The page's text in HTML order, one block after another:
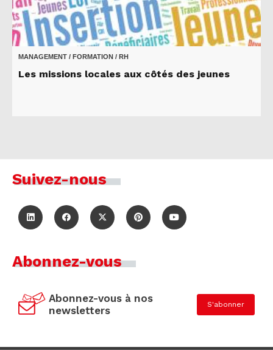
MANAGEMENT / FORMATION / RH
Les missions locales aux côtés des jeunes
Suivez-nous
Abonnez-vous
Abonnez-vous à nos
newsletters
S'abonner